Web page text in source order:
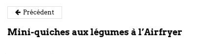
Précédent
Mini-quiches aux légumes à l’Airfryer